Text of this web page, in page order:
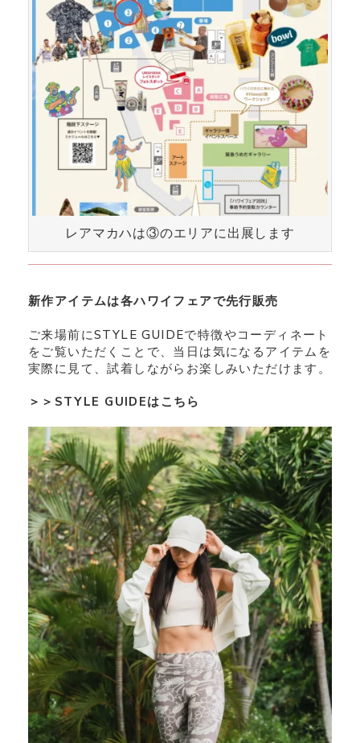
レアマカハは③のエリアに出展します
新作アイテムは各ハワイフェアで先行販売
ご来場前にSTYLE GUIDEで特徴やコーディネート
をご覧いただくことで、当日は気になるアイテムを
実際に見て、試着しながらお楽しみいただけます。
＞＞STYLE GUIDEはこちら